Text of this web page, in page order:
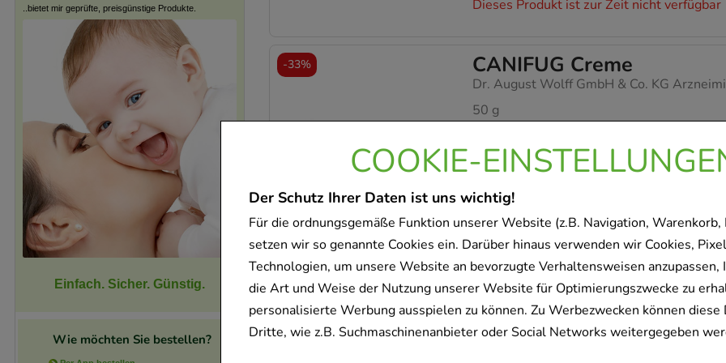
COOKIE-
Der Schutz Ihrer Daten ist uns wichtig!
Für die ordnungsgemäße Funktion unserer Website (z.B. Navigation, Warenkorb,
setzen wir so genannte Cookies ein. Darüber hinaus verwenden wir Cookies,
Technologien, um unsere Website an bevorzugte Verhaltensweisen anzupassen,
die Art und Weise der Nutzung unserer Website für Optimierungszwecke zu
personalisierte Werbung ausspielen zu können. Zu Werbezwecken können diese
Dritte, wie z.B. Suchmaschinenanbieter oder Social Networks weitergegeben
Dieses Produkt ist zur Zeit nicht verfügbar
CANIFUG Creme
Dr. August Wolff GmbH & Co. KG
50 g
03130134
Dieses Produkt ist zur Zeit nicht verfügbar
-33%
CANIFUG Lösung 1%
Dr. August Wolff GmbH & Co. KG
50ml
Lösung
-33%
..bietet mir geprüfte, preisgünstige Produkte.
Einfach. Sicher. Günstig.
Wie möchten Sie bestellen?